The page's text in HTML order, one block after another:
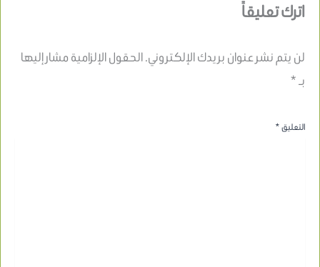
اترك تعليقاً
لن يتم نشر عنوان بريدك الإلكتروني.الحقول الإلزامية مشار إليها
بـ*
التعليق*